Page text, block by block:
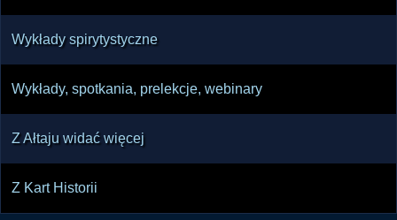
Wykłady spirytystyczne
Wykłady, spotkania, prelekcje, webinary
Z Ałtaju widać więcej
Z Kart Historii